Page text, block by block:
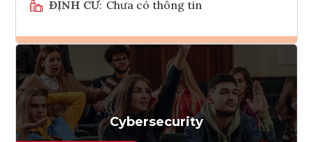
ĐỊNH CƯ: Chưa có thông tin
Ghi danh
Tham vấn Interlink
Cybersecurity